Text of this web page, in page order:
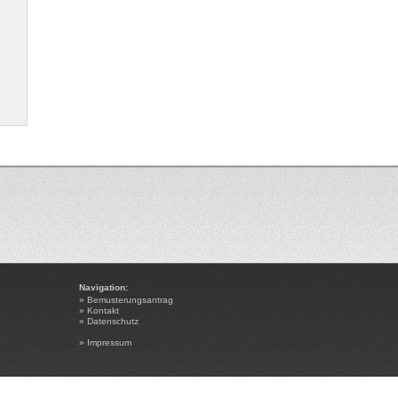
Navigation:
» Bemusterungsantrag
» Kontakt
» Datenschutz
» Impressum